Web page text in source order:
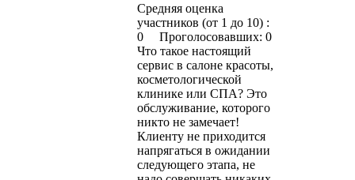
Средняя оценка
участников (от 1 до 10) :
0 Проголосовавших: 0
Что такое настоящий
сервис в салоне красоты,
косметологической
клинике или СПА? Это
обслуживание, которого
никто не замечает!
Клиенту не приходится
напрягаться в ожидании
следующего этапа, не